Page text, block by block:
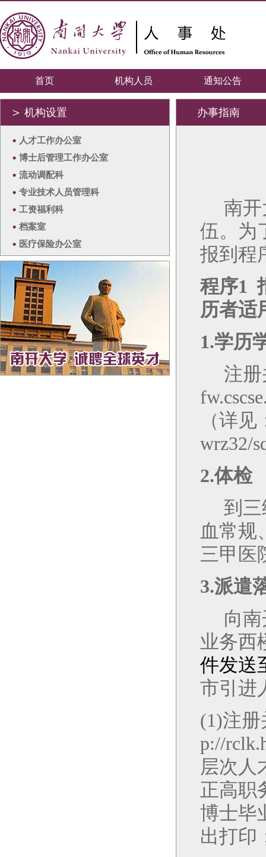
首页 机构人员 通知公告
＞ 机构设置
• 人才工作办公室
• 博士后管理工作办公室
• 流动调配科
• 专业技术人员管理科
• 工资福利科
• 档案室
• 医疗保险办公室
办事指南
南
伍。为
报到程
程序1
历者适
1.学历
注
（详见
wrz32/
2.体检
到
血常规
三甲医
3.派遣
向
业务西
件发送
市引进
(1)注册
p://
层次人
正高职
博士毕
出打印